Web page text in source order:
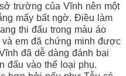
trường của Vĩnh nên một
mấy bất ngờ. Điều làm
thi đấu trong màu áo
em đã chứng minh được
đã dễ dàng đánh bại
đấu vào thể loại phụ.